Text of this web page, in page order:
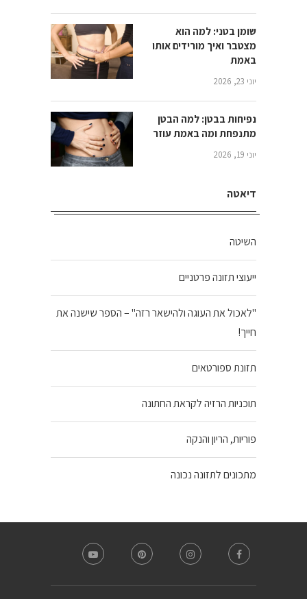
שומן בטני: למה הוא
מצטבר ואיך מורידים אותו
באמת
יוני 23, 2026
נפיחות בבטן: למה הבטן
מתנפחת ומה באמת עוזר
יוני 19, 2026
דיאטה
השיטה
ייעוצי תזונה פרטניים
"לאכול את העוגה ולהישאר רזה" – הספר שישנה את
חייך!
תזונת ספורטאים
תוכניות הרזיה לקראת החתונה
פוריות, הריון והנקה
מתכונים לתזונה נכונה